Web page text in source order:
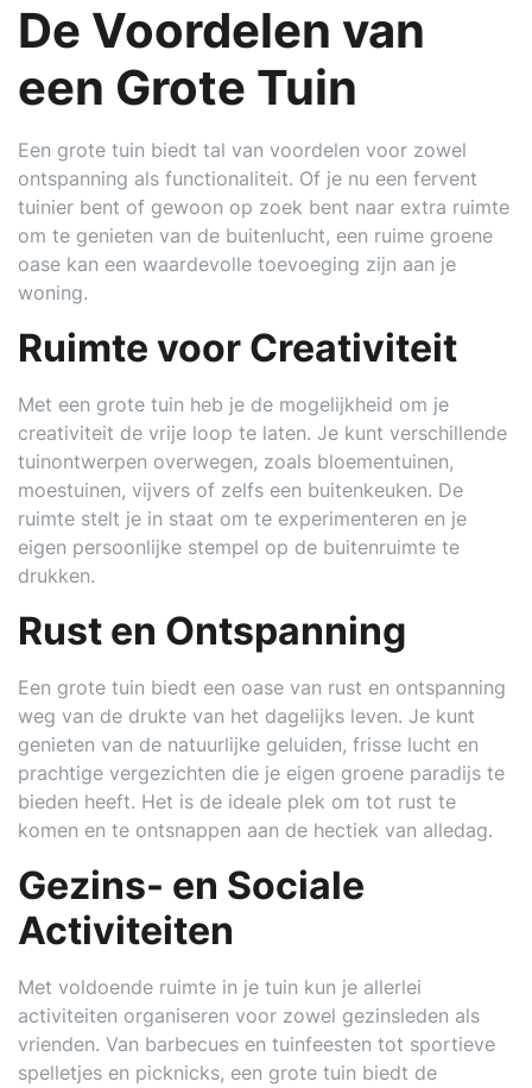
De Voordelen van
een Grote Tuin
Een grote tuin biedt tal van voordelen voor zowel
ontspanning als functionaliteit. Of je nu een fervent
tuinier bent of gewoon op zoek bent naar extra ruimte
om te genieten van de buitenlucht, een ruime groene
oase kan een waardevolle toevoeging zijn aan je
woning.
Ruimte voor Creativiteit
Met een grote tuin heb je de mogelijkheid om je
creativiteit de vrije loop te laten. Je kunt verschillende
tuinontwerpen overwegen, zoals bloementuinen,
moestuinen, vijvers of zelfs een buitenkeuken. De
ruimte stelt je in staat om te experimenteren en je
eigen persoonlijke stempel op de buitenruimte te
drukken.
Rust en Ontspanning
Een grote tuin biedt een oase van rust en ontspanning
weg van de drukte van het dagelijks leven. Je kunt
genieten van de natuurlijke geluiden, frisse lucht en
prachtige vergezichten die je eigen groene paradijs te
bieden heeft. Het is de ideale plek om tot rust te
komen en te ontsnappen aan de hectiek van alledag.
Gezins- en Sociale
Activiteiten
Met voldoende ruimte in je tuin kun je allerlei
activiteiten organiseren voor zowel gezinsleden als
vrienden. Van barbecues en tuinfeesten tot sportieve
spelletjes en picknicks, een grote tuin biedt de